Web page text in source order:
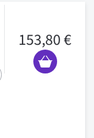
153,80 €